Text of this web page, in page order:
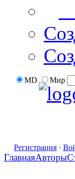
MD Мир
Регистрация ·
ГлавнаяАвторы